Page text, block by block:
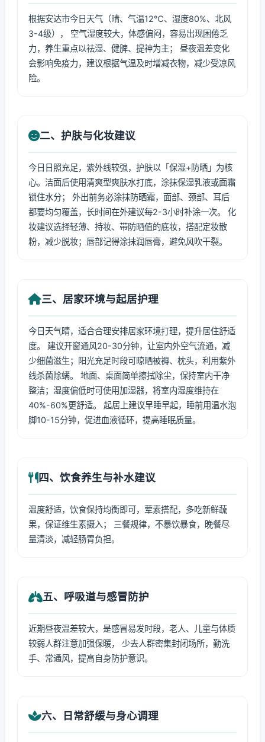
根据安达市今日天气（晴、气温12℃、湿度80%、北风
3-4级）， 空气湿度较大，体感偏闷，容易出现困倦乏
力，养生重点以祛湿、健脾、提神为主； 昼夜温差变化
会影响免疫力，建议根据气温及时增减衣物，减少受凉风
险。
二、护肤与化妆建议
今日日照充足，紫外线较强，护肤以「保湿+防晒」为核
心。洁面后使用清爽型爽肤水打底，涂抹保湿乳液或面霜
锁住水分； 外出前务必涂抹防晒霜，面部、颈部、耳后
都要均匀覆盖，长时间在外建议每2-3小时补涂一次。 化
妆建议选择轻薄、持妆、带防晒值的底妆，搭配定妆散
粉，减少脱妆；唇部记得涂抹润唇膏，避免风吹干裂。
三、居家环境与起居护理
今日天气晴，适合合理安排居家环境打理，提升居住舒适
度。 建议开窗通风20-30分钟，让室内外空气流通，减
少细菌滋生；阳光充足时段可晾晒被褥、枕头，利用紫外
线杀菌除螨。 地面、桌面简单擦拭除尘，保持室内干净
整洁；湿度偏低时可使用加湿器，将室内湿度维持在
40%-60%更舒适。 起居上建议早睡早起，睡前用温水泡
脚10-15分钟，促进血液循环，提高睡眠质量。
四、饮食养生与补水建议
温度舒适，饮食保持均衡即可，荤素搭配，多吃新鲜蔬
果，保证维生素摄入； 三餐规律，不暴饮暴食，晚餐尽
量清淡，减轻肠胃负担。
五、呼吸道与感冒防护
近期昼夜温差较大，是感冒易发时段，老人、儿童与体质
较弱人群注意加强保暖， 少去人群密集封闭场所，勤洗
手、常通风，提高自身防护意识。
六、日常舒缓与身心调理